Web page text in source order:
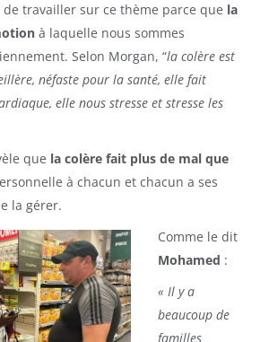
de travailler sur ce thème parce que la
à laquelle nous sommes
Selon Morgan, “la colère est
néfaste pour la santé, elle fait
elle nous stresse et stresse les
que la colère fait plus de mal que
à chacun et chacun a ses
la gérer.
Comme le dit
Mohamed :
« Il y a
beaucoup de
familles